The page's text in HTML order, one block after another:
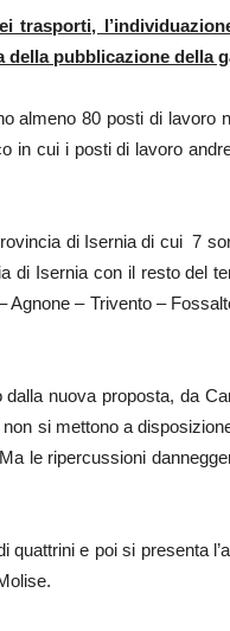
trasporti,
pubblicazione della
almeno 80 posti di lavoro
in cui i posti di lavoro
di Isernia di cui 7
di Isernia con il resto del
Agnone – Trivento –
nuova proposta, da
si mettono a
le ripercussioni
e poi si presenta